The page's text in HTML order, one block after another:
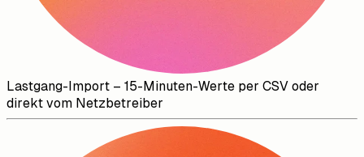
Lastgang-Import – 15-Minuten-Werte per CSV oder
direkt vom Netzbetreiber